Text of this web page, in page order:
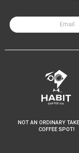
NOT AN ORDINARY
COFFEE SPOT!